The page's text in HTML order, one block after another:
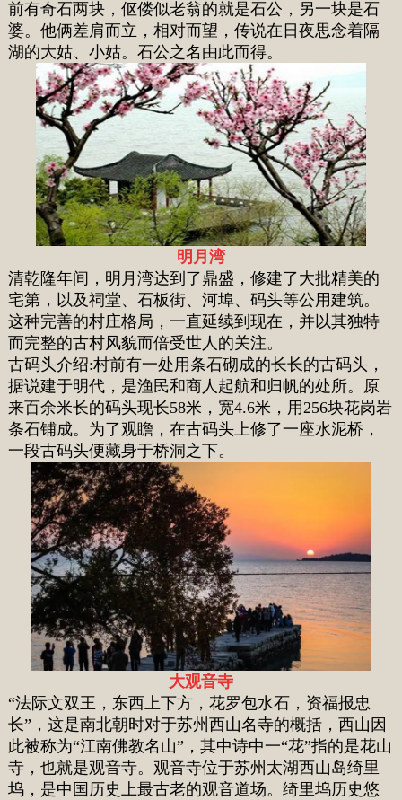
前有奇石两块，伛偻似老翁的就是石公，另一块是石
婆。他俩差肩而立，相对而望，传说在日夜思念着隔
湖的大姑、小姑。石公之名由此而得。
明月湾
清乾隆年间，明月湾达到了鼎盛，修建了大批精美的
宅第，以及祠堂、石板街、河埠、码头等公用建筑。
这种完善的村庄格局，一直延续到现在，并以其独特
而完整的古村风貌而倍受世人的关注。
古码头介绍:村前有一处用条石砌成的长长的古码头，
据说建于明代，是渔民和商人起航和归帆的处所。原
来百余米长的码头现长58米，宽4.6米，用256块花岗岩
条石铺成。为了观瞻，在古码头上修了一座水泥桥，
一段古码头便藏身于桥洞之下。
大观音寺
“法际文双王，东西上下方，花罗包水石，资福报忠
长”，这是南北朝时对于苏州西山名寺的概括，西山因
此被称为“江南佛教名山”，其中诗中一“花”指的是花山
寺，也就是观音寺。观音寺位于苏州太湖西山岛绮里
坞，是中国历史上最古老的观音道场。绮里坞历史悠